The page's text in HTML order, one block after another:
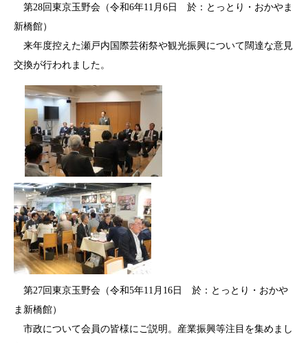
第28回東京玉野会（令和6年11月6日 於：とっとり・おかやま
新橋館）
来年度控えた瀬戸内国際芸術祭や観光振興について闊達な意見
交換が行われました。
第27回東京玉野会（令和5年11月16日 於：とっとり・おかや
ま新橋館）
市政について会員の皆様にご説明。産業振興等注目を集めまし